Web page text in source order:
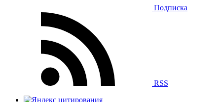
Подписка
RSS